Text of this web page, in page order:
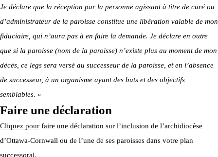
Je déclare que la réception par la personne agissant à titre de curé ou
d’administrateur de la paroisse constitue une libération valable de mon
fiduciaire, qui n’aura pas à en faire la demande. Je déclare en outre
que si la paroisse (nom de la paroisse) n’existe plus au moment de mon
décès, ce legs sera versé au successeur de la paroisse, et en l’absence
de successeur, à un organisme ayant des buts et des objectifs
semblables. »
Faire une déclaration
Cliquez pour faire une déclaration sur l’inclusion de l’archidiocèse
d’Ottawa-Cornwall ou de l’une de ses paroisses dans votre plan
successoral.